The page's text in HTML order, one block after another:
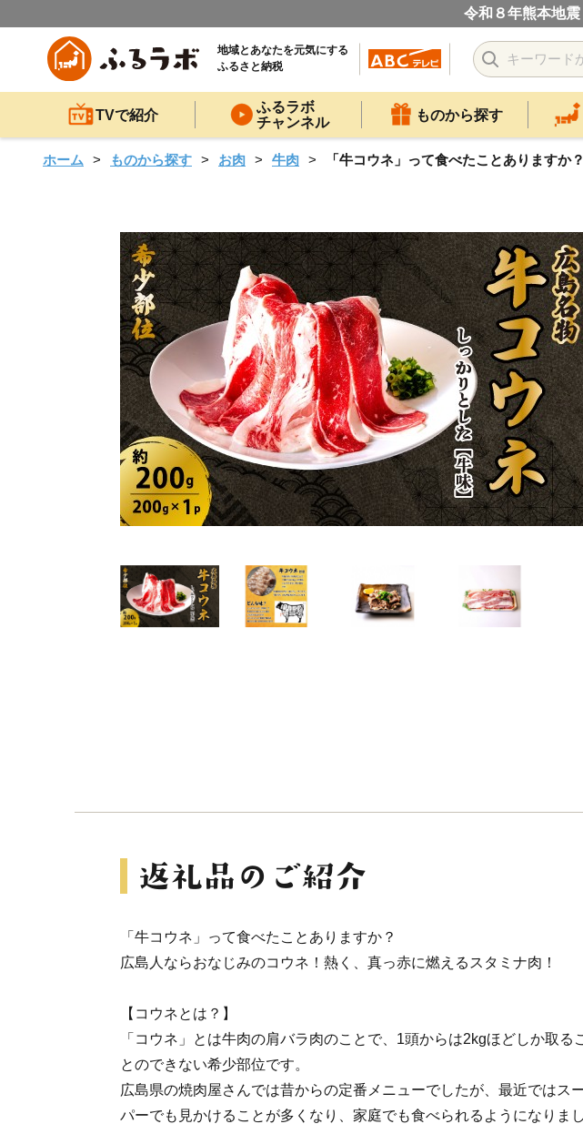
令和８年熊本地
地域とあなたを元気にする
ふるさと納税
TVで紹介
ふるラボ
チャンネル
ものから探す
ホーム ものから探す お肉 牛肉 「牛コウネ」って食べたことあります
「牛コウネ」って食べたことありますか？
広島人ならおなじみのコウネ！熱く、真っ赤に燃えるスタミナ肉！
【コウネとは？】
「コウネ」とは牛肉の肩バラ肉のことで、1頭からは2kgほどしか取る
とのできない希少部位です。
広島県の焼肉屋さんでは昔からの定番メニューでしたが、最近ではス
パーでも見かけることが多くなり、家庭でも食べられるようになりまし